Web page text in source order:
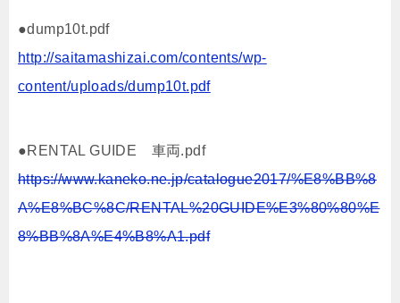
●dump10t.pdf
http://saitamashizai.com/contents/wp-
content/uploads/dump10t.pdf
●RENTAL GUIDE 車両.pdf
https://www.kaneko.ne.jp/catalogue2017/%E8%BB%8
A%E8%BC%8C/RENTAL%20GUIDE%E3%80%80%E
8%BB%8A%E4%B8%A1.pdf